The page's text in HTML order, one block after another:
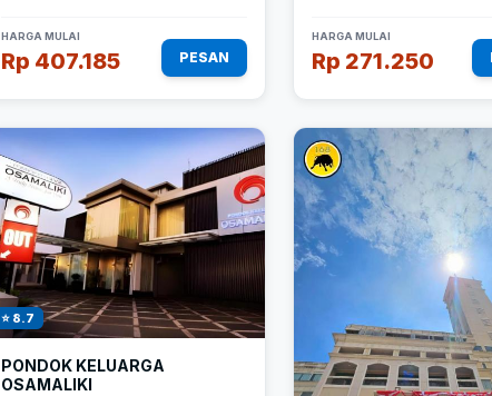
HARGA MULAI
Rp 407.185 PESAN
HARGA MULAI
Rp 271.250
⭐ 8.7
PONDOK KELUARGA
OSAMALIKI